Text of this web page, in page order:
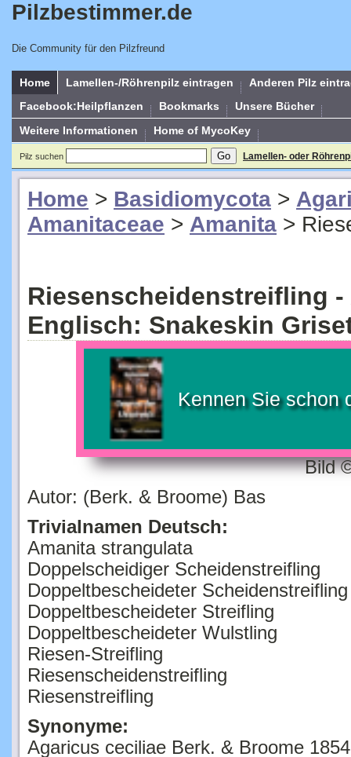
Pilzbestimmer.de
Die Community für den Pilzfreund
Home Lamellen-/Röhrenpilz eintragen
Anderen Pilz
Facebook:Heilpflanzen
Bookmarks
Unsere Bücher
Weitere Informationen
Home of MycoKey
Pilz suchen Lamellen- oder
Home > Basidiomycota >
Amanitaceae > Amanita >
Riesenscheidenstreifling
Englisch: Snakeskin
Kennen Sie schon
Bild
Trivialnamen Deutsch:
Amanita strangulata
Doppelscheidiger Scheidenstreifling
Doppeltbescheideter Scheidenstreifling
Doppeltbescheideter Streifling
Doppeltbescheideter Wulstling
Riesen-Streifling
Riesenscheidenstreifling
Riesenstreifling
Agaricus ceciliae Berk. & Broome 1854